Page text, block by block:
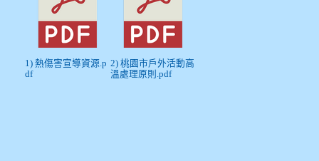
1) 熱傷害宣導資源.p
df
2) 桃園市戶外活動高
溫處理原則.pdf